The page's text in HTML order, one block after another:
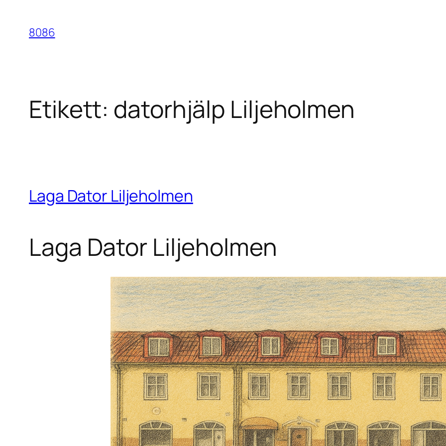
innehåll
8086
Etikett: datorhjälp Liljeholmen
Laga Dator Liljeholmen
Laga Dator Liljeholmen